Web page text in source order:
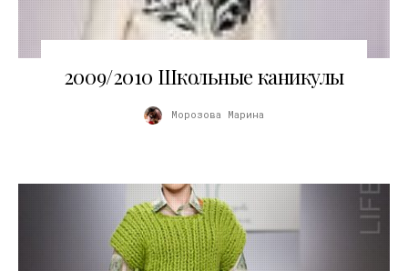
2009/2010 Школьные каникулы
Морозова Марина